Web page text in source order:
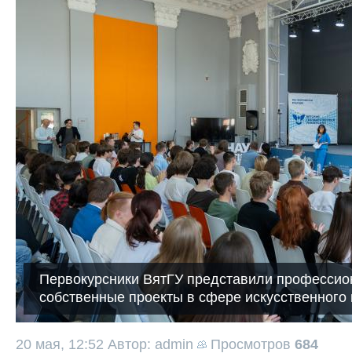
Первокурсники ВятГУ представили
собственные проекты в сфере искусственного
20 мая, 12:52 Автор: admin Просмотров 684